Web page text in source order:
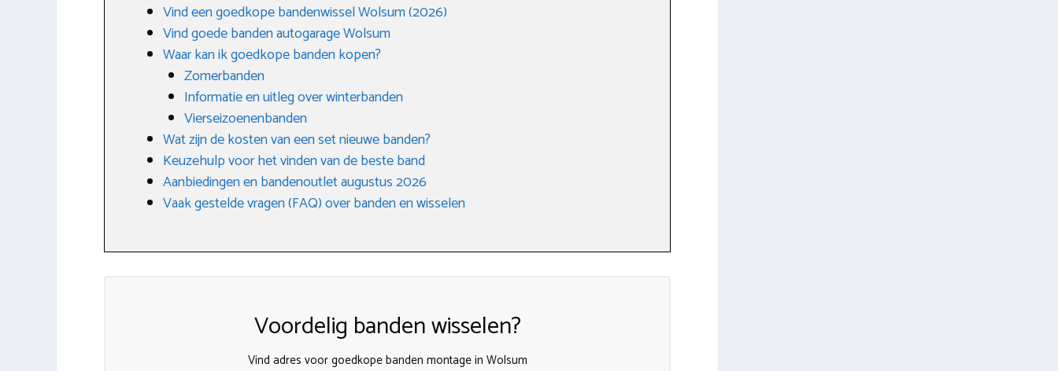
Vind een goedkope bandenwissel Wolsum (2026)
Vind goede banden autogarage Wolsum
Waar kan ik goedkope banden kopen?
Zomerbanden
Informatie en uitleg over winterbanden
Vierseizoenenbanden
Wat zijn de kosten van een set nieuwe banden?
Keuzehulp voor het vinden van de beste band
Aanbiedingen en bandenoutlet augustus 2026
Vaak gestelde vragen (FAQ) over banden en wisselen
Voordelig banden wisselen?
Vind adres voor goedkope banden montage in Wolsum